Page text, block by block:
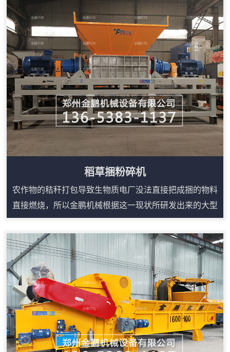
量。这台撕碎机的工作部分由两根平行刀轴组成，刀
轴上装有多个合金撕碎刀片。稻草捆进入料斗后，在
重力作用下落到刀轴上，双轴相...
稻草捆粉碎机
农作物的秸秆打包导致生物质电厂没法直接把成捆的物料
直接燃烧，所以金鹏机械根据这一现状所研发出来的大型
稻草粉碎机就能很简单的解决这些问题。稻草捆粉碎机在
吸收多种粉碎机设备优点的基础上，充分运用冲击、剪
切、相互挤压、研磨等理论精心研制出来的，稻草捆粉碎
机主要用于粉碎各类稻草，该设备的特点是采用双电机、
减速机来进行驱动双棍进行剪切粉碎，产量相比传统的铡
草机要高。稻草捆粉碎机构造：1、破碎机主体设备...